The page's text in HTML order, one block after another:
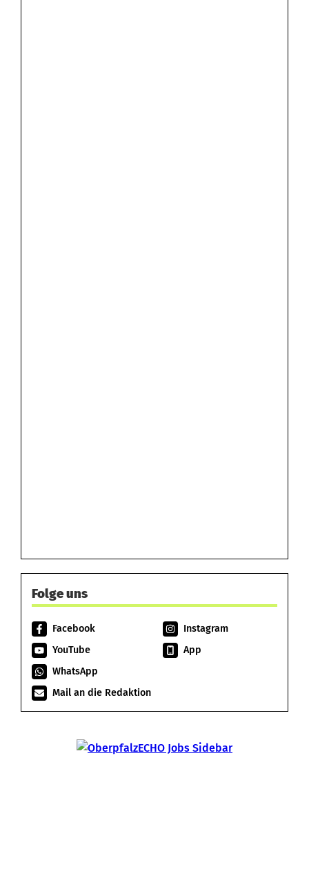
Folge uns
Facebook
Instagram
YouTube
App
WhatsApp
Mail an die Redaktion